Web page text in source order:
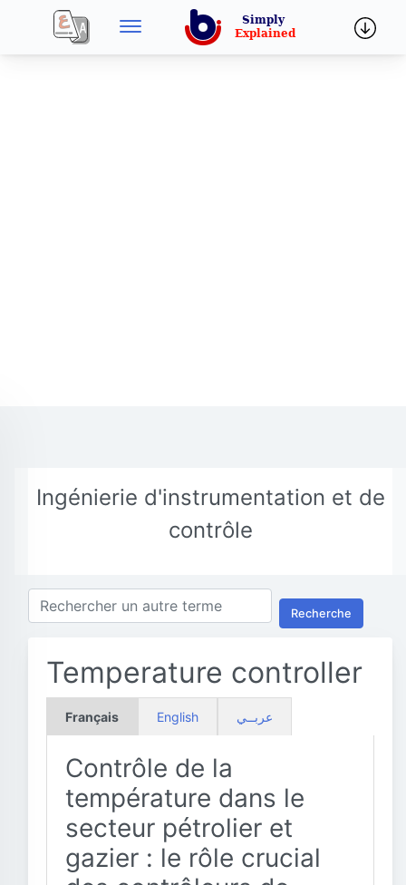
Ingénierie d'instrumentation et de
contrôle
Recherche
Temperature controller
Français English عربــي
Contrôle de la
température dans le
secteur pétrolier et
gazier : le rôle crucial